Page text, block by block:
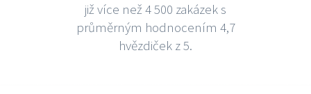
již více než 4 500 zakázek s
průměrným hodnocením 4,7
hvězdiček z 5.